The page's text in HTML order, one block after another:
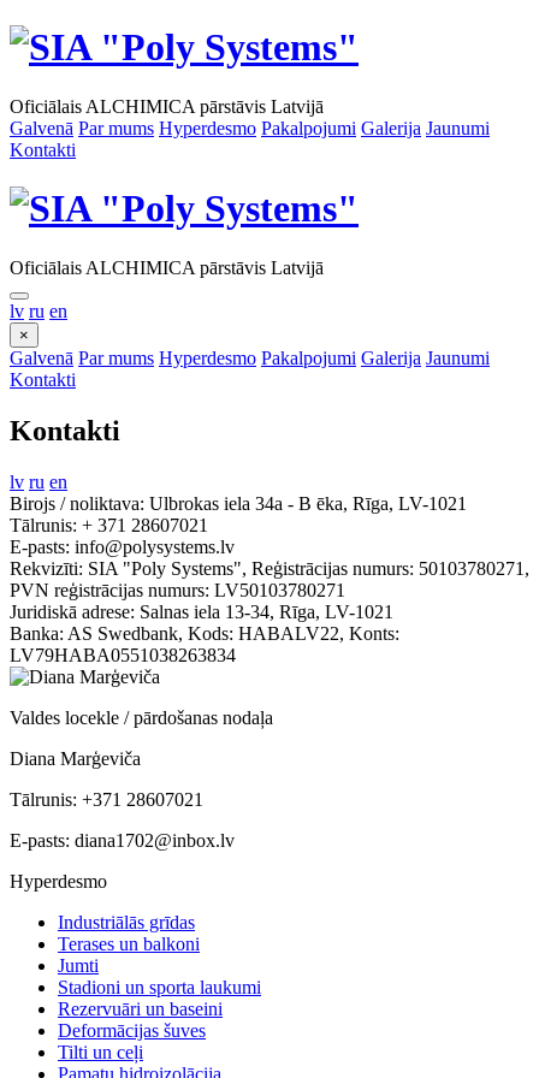
Oficiālais ALCHIMICA pārstāvis Latvijā
Galvenā Par mums Hyperdesmo Pakalpojumi Galerija Jaunumi
Kontakti
Oficiālais ALCHIMICA pārstāvis Latvijā
lv ru en
×
Galvenā Par mums Hyperdesmo Pakalpojumi Galerija Jaunumi
Kontakti
Kontakti
lv ru en
Birojs / noliktava: Ulbrokas iela 34a - B ēka, Rīga, LV-1021
Tālrunis: + 371 28607021
E-pasts: info@polysystems.lv
Rekvizīti: SIA "Poly Systems", Reģistrācijas numurs: 50103780271 ,
PVN reģistrācijas numurs: LV50103780271
Juridiskā adrese: Salnas iela 13-34, Rīga, LV-1021
Banka: AS Swedbank, Kods: HABALV22, Konts:
LV79HABA0551038263834
Valdes locekle / pārdošanas nodaļa
Diana Marģeviča
Tālrunis: +371 28607021
E-pasts: diana1702@inbox.lv
Hyperdesmo
Industriālās grīdas
Terases un balkoni
Jumti
Stadioni un sporta laukumi
Rezervuāri un baseini
Deformācijas šuves
Tilti un ceļi
Pamatu hidroizolācija